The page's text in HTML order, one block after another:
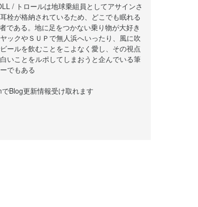
/ トロールは地球乗組員としてアサインさ
栓が格納されているため、どこでも眠れる
である。地に足をつかない乗り物が大好き
ックやＳＵＰで無人浜へいったり、風に吹
ールを飲むことをこよなく愛し、その視点
いことをルポしてしまおうと企んでいる筆
でもある
Blog更新情報受け取れます